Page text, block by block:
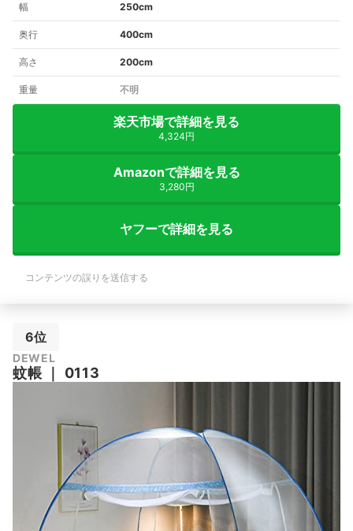
幅 250cm
奥行 400cm
高さ 200cm
重量 不明
楽天市場で詳細を見る
4,324円
Amazonで詳細を見る
3,280円
ヤフーで詳細を見る
コンテンツの誤りを送信する
6位
DEWEL
蚊帳 0113